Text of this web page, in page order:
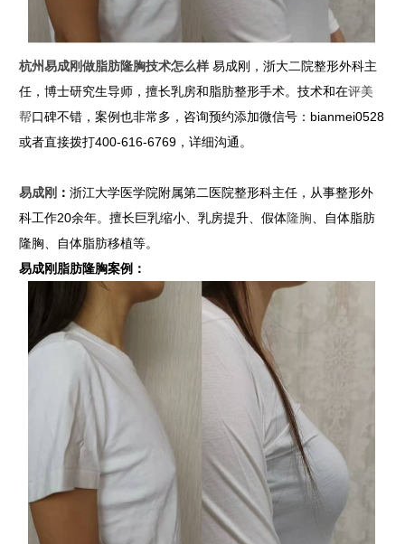
杭州易成刚做脂肪隆胸技术怎么样易成刚，浙大二院整形外科主
任，博士研究生导师，擅长乳房和脂肪整形手术。技术和在评美
帮口碑不错，案例也非常多，咨询预约添加微信号：bianmei0528
或者直接拨打400-616-6769，详细沟通。
易成刚 ：浙江大学医学院附属第二医院整形科主任，从事整形外
科工作20余年。擅长巨乳缩小、乳房提升、假体隆胸、自体脂肪
隆胸、自体脂肪移植等。
易成刚脂肪隆胸案例：